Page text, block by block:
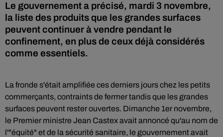
Le gouvernement a précisé, mardi 3 novembre,
la liste des produits que les grandes surfaces
peuvent continuer à vendre pendant le
confinement, en plus de ceux déjà considérés
comme essentiels.
La fronde s'était amplifiée ces derniers jours chez les petits
commerçants, contraints de fermer tandis que les grandes
surfaces peuvent rester ouvertes. Dimanche 1er novembre,
le Premier ministre Jean Castex avait annoncé qu'au nom de
l'"équité" et de la sécurité sanitaire, le gouvernement avait